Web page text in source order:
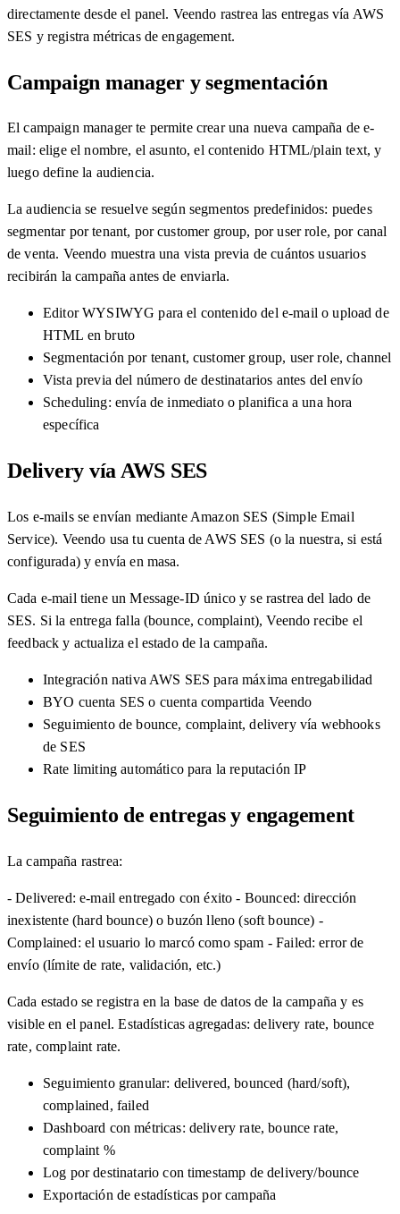
directamente desde el panel. Veendo rastrea las entregas vía AWS
SES y registra métricas de engagement.
Campaign manager y segmentación
El campaign manager te permite crear una nueva campaña de e-
mail: elige el nombre, el asunto, el contenido HTML/plain text, y
luego define la audiencia.
La audiencia se resuelve según segmentos predefinidos: puedes
segmentar por tenant, por customer group, por user role, por canal
de venta. Veendo muestra una vista previa de cuántos usuarios
recibirán la campaña antes de enviarla.
Editor WYSIWYG para el contenido del e-mail o upload de
HTML en bruto
Segmentación por tenant, customer group, user role, channel
Vista previa del número de destinatarios antes del envío
Scheduling: envía de inmediato o planifica a una hora
específica
Delivery vía AWS SES
Los e-mails se envían mediante Amazon SES (Simple Email
Service). Veendo usa tu cuenta de AWS SES (o la nuestra, si está
configurada) y envía en masa.
Cada e-mail tiene un Message-ID único y se rastrea del lado de
SES. Si la entrega falla (bounce, complaint), Veendo recibe el
feedback y actualiza el estado de la campaña.
Integración nativa AWS SES para máxima entregabilidad
BYO cuenta SES o cuenta compartida Veendo
Seguimiento de bounce, complaint, delivery vía webhooks
de SES
Rate limiting automático para la reputación IP
Seguimiento de entregas y engagement
La campaña rastrea:
- Delivered: e-mail entregado con éxito - Bounced: dirección
inexistente (hard bounce) o buzón lleno (soft bounce) -
Complained: el usuario lo marcó como spam - Failed: error de
envío (límite de rate, validación, etc.)
Cada estado se registra en la base de datos de la campaña y es
visible en el panel. Estadísticas agregadas: delivery rate, bounce
rate, complaint rate.
Seguimiento granular: delivered, bounced (hard/soft),
complained, failed
Dashboard con métricas: delivery rate, bounce rate,
complaint %
Log por destinatario con timestamp de delivery/bounce
Exportación de estadísticas por campaña